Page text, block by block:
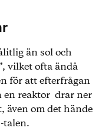
än sol och
vilket ofta ändå
för att efterfrågan
en reaktor drar ner
även om det hände
talen.